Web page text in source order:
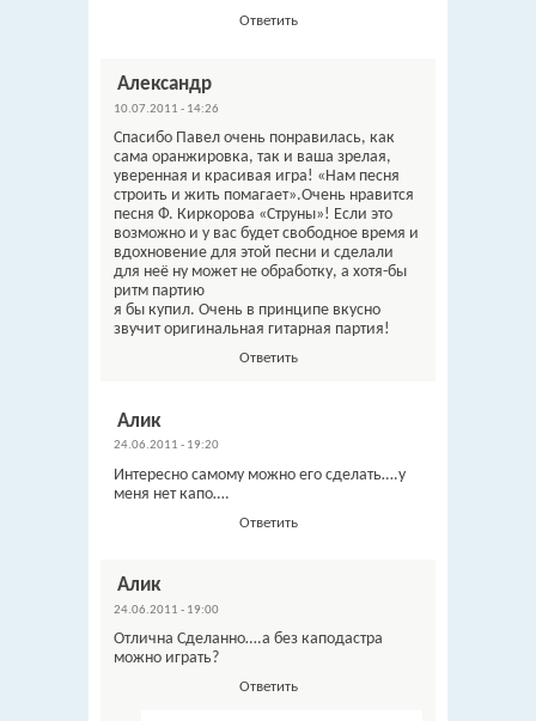
Ответить
Александр
10.07.2011 - 14:26
Спасибо Павел очень понравилась, как
сама оранжировка, так и ваша зрелая,
уверенная и красивая игра! «Нам песня
строить и жить помагает».Очень нравится
песня Ф. Киркорова «Струны»! Если это
возможно и у вас будет свободное время и
вдохновение для этой песни и сделали
для неё ну может не обработку, а хотя-бы
ритм партию
я бы купил. Очень в принципе вкусно
звучит оригинальная гитарная партия!
Ответить
Алик
24.06.2011 - 19:20
Интересно самому можно его сделать….у
меня нет капо….
Ответить
Алик
24.06.2011 - 19:00
Отлична Сделанно….а без каподастра
можно играть?
Ответить